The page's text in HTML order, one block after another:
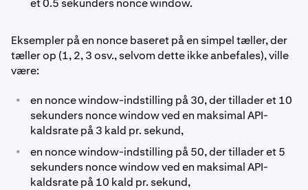
et 0.5 sekunders nonce window.
Eksempler på en nonce baseret på en simpel tæller, der
tæller op (1, 2, 3 osv., selvom dette ikke anbefales), ville
være:
•
en nonce window-indstilling på 30, der tillader et 10
sekunders nonce window ved en maksimal API-
kaldsrate på 3 kald pr. sekund,
•
en nonce window-indstilling på 50, der tillader et 5
sekunders nonce window ved en maksimal API-
kaldsrate på 10 kald pr. sekund,